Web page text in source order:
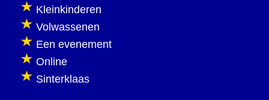
Kleinkinderen
Volwassenen
Een evenement
Online
Sinterklaas